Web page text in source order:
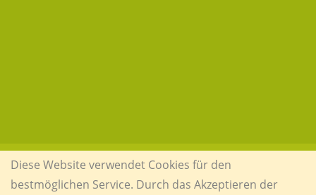
Diese Website verwendet Cookies für den
bestmöglichen Service. Durch das Akzeptieren der